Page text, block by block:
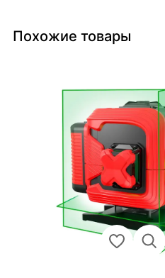
Похожие товары